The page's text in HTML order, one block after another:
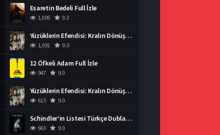
Esaretin Bedeli Full İzle
1,695 9.3
Yüzüklerin Efendisi: Kralın Dönüşü İzle
1,091 9.0
12 Öfkeli Adam Full İzle
947 9.0
Yüzüklerin Efendisi: Kralın Dönüşü İzle
615 9.0
Schindler’in Listesi Türkçe Dublaj İzle
663 9.0